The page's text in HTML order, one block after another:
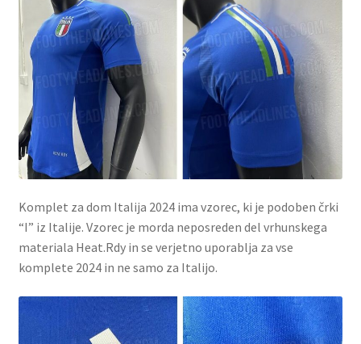
Komplet za dom Italija 2024 ima vzorec, ki je podoben črki
“I” iz Italije. Vzorec je morda neposreden del vrhunskega
materiala Heat.Rdy in se verjetno uporablja za vse
komplete 2024 in ne samo za Italijo.